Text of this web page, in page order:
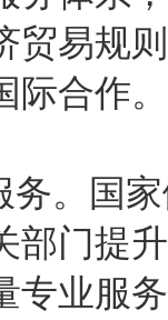
贸易规
际合作
务。国
部门提
专业服